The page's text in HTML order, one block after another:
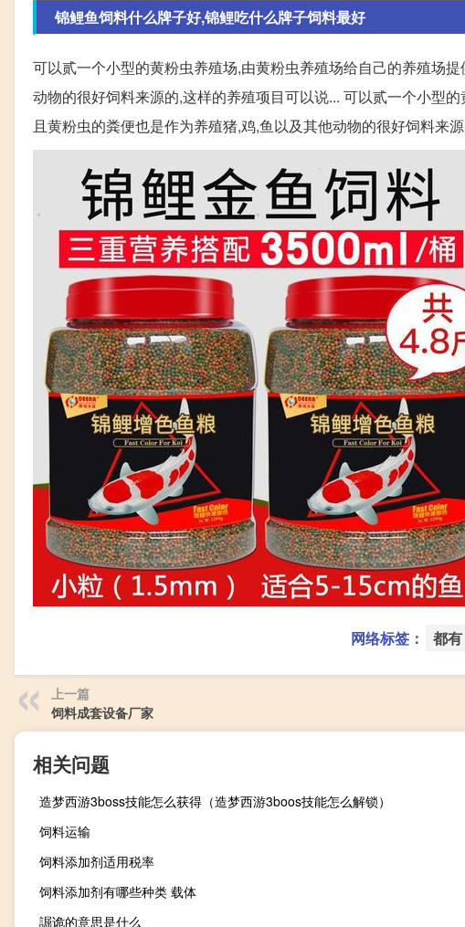
锦鲤鱼饲料什么牌子好,锦鲤吃什么牌子饲料最好
可以贰一个小型的黄粉虫养殖场,由黄粉虫养殖场给自己的养殖场
动物的很好饲料来源的,这样的养殖项目可以说... 可以贰一个小型
且黄粉虫的粪便也是作为养殖猪,鸡,鱼以及其他动物的很好饲料来
网络标签： 都有
上一篇
饲料成套设备厂家
相关问题
造梦西游3boss技能怎么获得（造梦西游3boos技能怎么解锁）
饲料运输
饲料添加剂适用税率
饲料添加剂有哪些种类 载体
誳诡的意思是什么